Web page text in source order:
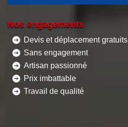
Nos engagements
Devis et déplacement gratuits
Sans engagement
Artisan passionné
Prix imbattable
Travail de qualité